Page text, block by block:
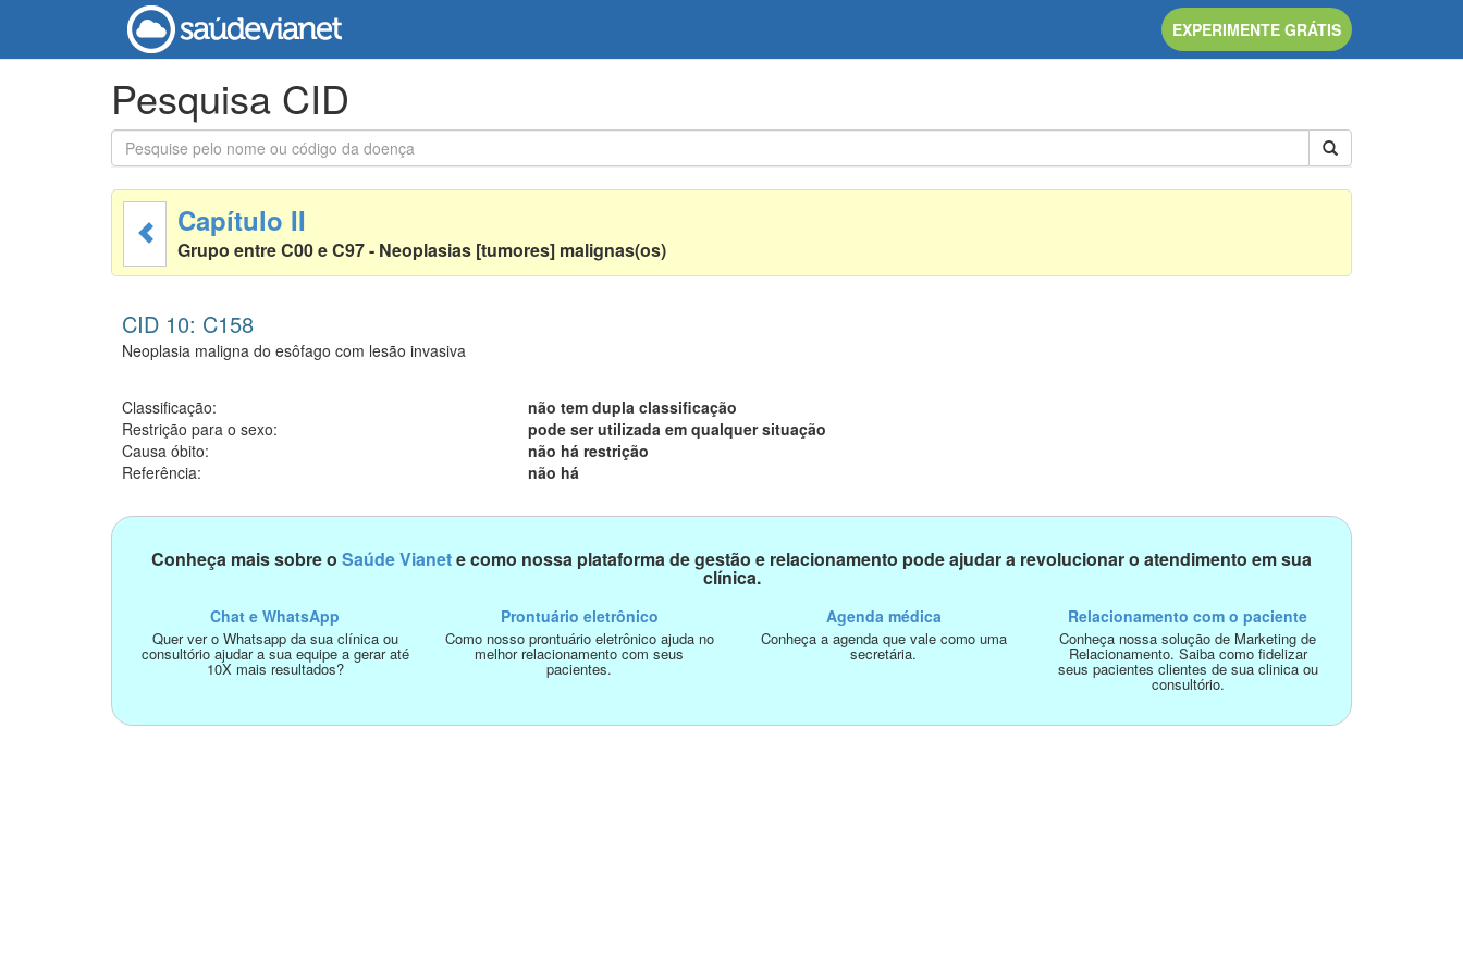
EXPERIMENTE GRÁTIS
Pesquisa CID
Capítulo II
Grupo entre C00 e C97 - Neoplasias [tumores] malignas(os)
CID 10: C158
Neoplasia maligna do esôfago com lesão invasiva
Classificação:
não tem dupla classificação
Restrição para o sexo:
pode ser utilizada em qualquer situação
Causa óbito:
não há restrição
Referência:
não há
Conheça mais sobre o Saúde Vianete como nossa plataforma de gestão e relacionamento pode ajudar a revolucionar o atendimento em sua
clínica.
Chat e WhatsApp
Quer ver o Whatsapp da sua clínica ou
consultório ajudar a sua equipe a gerar até
10X mais resultados?
Prontuário eletrônico
Como nosso prontuário eletrônico ajuda no
melhor relacionamento com seus
pacientes.
Agenda médica
Conheça a agenda que vale como uma
secretária.
Relacionamento com o paciente
Conheça nossa solução de Marketing de
Relacionamento. Saiba como fidelizar
seus pacientes clientes de sua clinica ou
consultório.